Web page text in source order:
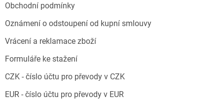
Obchodní podmínky
Oznámení o odstoupení od kupní smlouvy
Vrácení a reklamace zboží
Formuláře ke stažení
CZK - číslo účtu pro převody v CZK
EUR - číslo účtu pro převody v EUR